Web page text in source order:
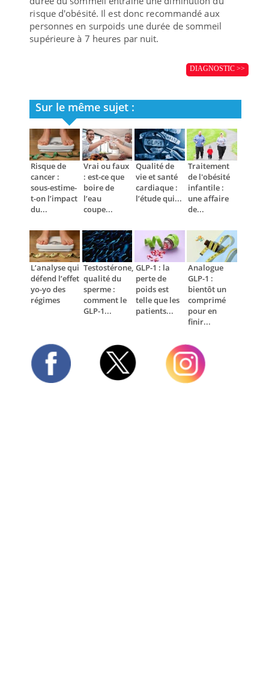
risque d'obésité. Il est donc recommandé aux
personnes en surpoids une durée de sommeil
supérieure à 7 heures par nuit.
DIAGNOSTIC >>
Sur le même sujet :
Risque de
cancer :
sous-estime-
t-on l’impact
du...
Vrai ou faux
: est-ce que
boire de
l’eau
coupe...
Qualité de
vie et santé
cardiaque :
l’étude qui...
Traitement
de l'obésité
infantile :
une affaire
de...
L’analyse qui
défend l’effet
yo-yo des
régimes
Testostérone,
qualité du
sperme :
comment le
GLP-1...
GLP-1 : la
perte de
poids est
telle que les
patients...
Analogue
GLP-1 :
bientôt un
comprimé
pour en
finir...